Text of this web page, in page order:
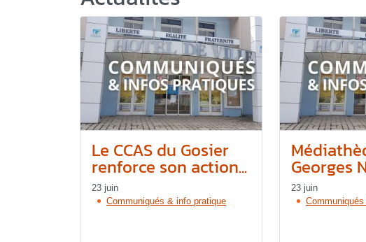
Le CCAS du Gosier
renforce son action...
23 juin
Communiqués & info pratique
Georges
23 juin